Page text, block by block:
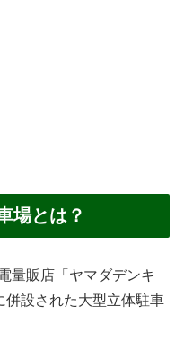
場とは？
量販店「ヤマダデンキ
併設された大型立体駐車